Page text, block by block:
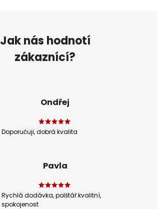
Jak nás hodnotí
zákaznící?
Ondřej
Doporučuji, dobrá kvalita
Pavla
Rychlá dodávka, polštář kvalitní,
spokojenost